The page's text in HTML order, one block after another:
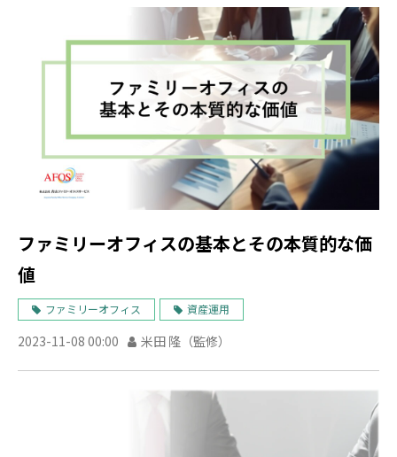
ファミリーオフィスの基本とその本質的な価
値
ファミリーオフィス 資産運用
2023-11-08 00:00 米田 隆（監修）